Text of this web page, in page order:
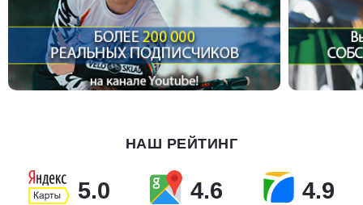
НАШ РЕЙТИНГ
5.0 4.6 4.9